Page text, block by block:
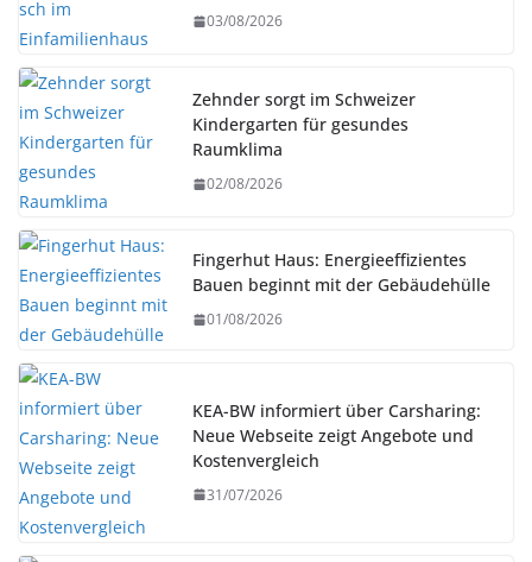
03/08/2026
Zehnder sorgt im Schweizer
Kindergarten für gesundes
Raumklima
02/08/2026
Fingerhut Haus: Energieeffizientes
Bauen beginnt mit der Gebäudehülle
01/08/2026
KEA-BW informiert über Carsharing:
Neue Webseite zeigt Angebote und
Kostenvergleich
31/07/2026